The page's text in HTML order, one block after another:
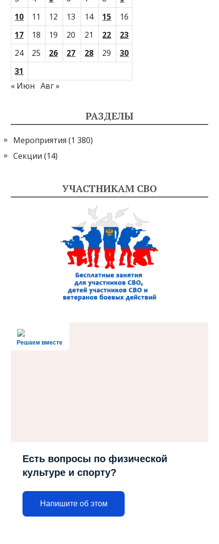
10
11 12 13 14 15
16
17
18 19 20 21 22
23
24
25 26 27 28 29
30
31
« Июн
Авг »
РАЗДЕЛЫ
Мероприятия (1 380)
Секции (14)
УЧАСТНИКАМ СВО
Решаем вместе
Есть вопросы по физической
культуре и спорту?
Напишите об этом